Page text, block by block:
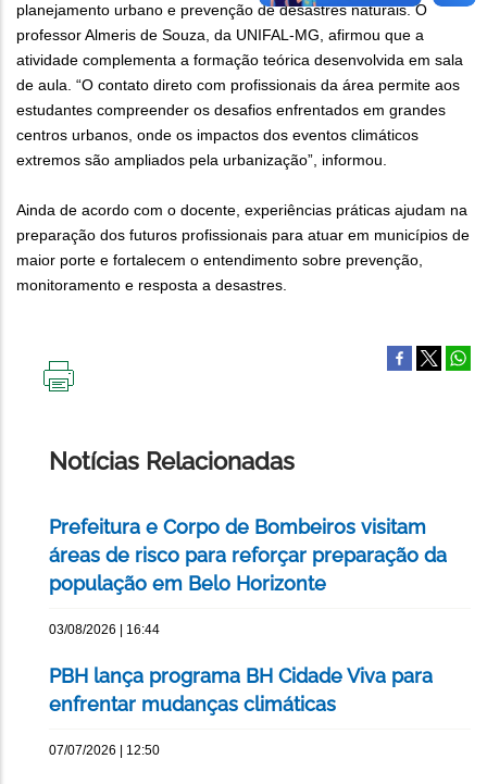
planejamento urbano e prevenção de desastres naturais. O
professor Almeris de Souza, da UNIFAL-MG, afirmou que a
atividade complementa a formação teórica desenvolvida em sala
de aula. “O contato direto com profissionais da área permite aos
estudantes compreender os desafios enfrentados em grandes
centros urbanos, onde os impactos dos eventos climáticos
extremos são ampliados pela urbanização”, informou.
Ainda de acordo com o docente, experiências práticas ajudam na
preparação dos futuros profissionais para atuar em municípios de
maior porte e fortalecem o entendimento sobre prevenção,
monitoramento e resposta a desastres.
Notícias Relacionadas
Prefeitura e Corpo de Bombeiros visitam
áreas de risco para reforçar preparação da
população em Belo Horizonte
03/08/2026 | 16:44
PBH lança programa BH Cidade Viva para
enfrentar mudanças climáticas
07/07/2026 | 12:50